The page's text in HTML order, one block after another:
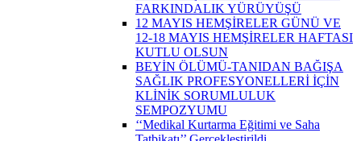
FARKINDALIK YÜRÜYÜŞÜ
12 MAYIS HEMŞİRELER GÜNÜ VE
12-18 MAYIS HEMŞİRELER HAFTASI
KUTLU OLSUN
BEYİN ÖLÜMÜ-TANIDAN BAĞIŞA
SAĞLIK PROFESYONELLERİ İÇİN
KLİNİK SORUMLULUK
SEMPOZYUMU
‘‘Medikal Kurtarma Eğitimi ve Saha